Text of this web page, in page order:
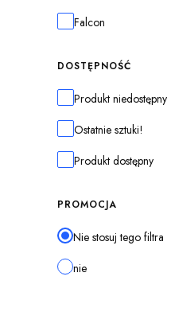
Marka
Falcon
DOSTĘPNOŚĆ
Dostępność
Produkt niedostępny
Ostatnie sztuki!
Produkt dostępny
PROMOCJA
Nie stosuj tego filtra
nie